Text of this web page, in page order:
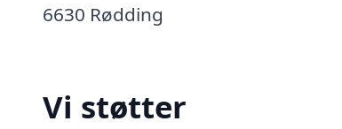
6630 Rødding
Vi støtter